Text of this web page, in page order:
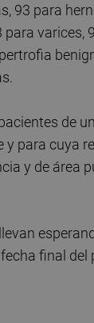
93 para
varices,
de
para cuya
y de área
final del